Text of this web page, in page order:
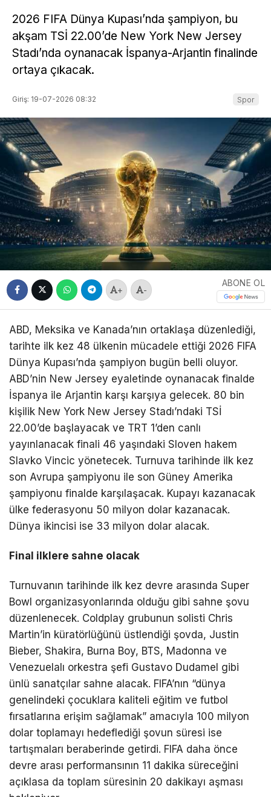
2026 FIFA Dünya Kupası’nda şampiyon, bu
akşam TSİ 22.00’de New York New Jersey
Stadı’nda oynanacak İspanya-Arjantin finalinde
ortaya çıkacak.
Giriş: 19-07-2026 08:32 Spor
+ -
ABONE OL
ABD, Meksika ve Kanada’nın ortaklaşa düzenlediği,
tarihte ilk kez 48 ülkenin mücadele ettiği 2026 FIFA
Dünya Kupası’nda şampiyon bugün belli oluyor.
ABD’nin New Jersey eyaletinde oynanacak finalde
İspanya ile Arjantin karşı karşıya gelecek. 80 bin
kişilik New York New Jersey Stadı’ndaki TSİ
22.00’de başlayacak ve TRT 1’den canlı
yayınlanacak finali 46 yaşındaki Sloven hakem
Slavko Vincic yönetecek. Turnuva tarihinde ilk kez
son Avrupa şampiyonu ile son Güney Amerika
şampiyonu finalde karşılaşacak. Kupayı kazanacak
ülke federasyonu 50 milyon dolar kazanacak.
Dünya ikincisi ise 33 milyon dolar alacak.
Final ilklere sahne olacak
Turnuvanın tarihinde ilk kez devre arasında Super
Bowl organizasyonlarında olduğu gibi sahne şovu
düzenlenecek. Coldplay grubunun solisti Chris
Martin’in küratörlüğünü üstlendiği şovda, Justin
Bieber, Shakira, Burna Boy, BTS, Madonna ve
Venezuelalı orkestra şefi Gustavo Dudamel gibi
ünlü sanatçılar sahne alacak. FIFA’nın “dünya
genelindeki çocuklara kaliteli eğitim ve futbol
fırsatlarına erişim sağlamak” amacıyla 100 milyon
dolar toplamayı hedeflediği şovun süresi ise
tartışmaları beraberinde getirdi. FIFA daha önce
devre arası performansının 11 dakika süreceğini
açıklasa da toplam süresinin 20 dakikayı aşması